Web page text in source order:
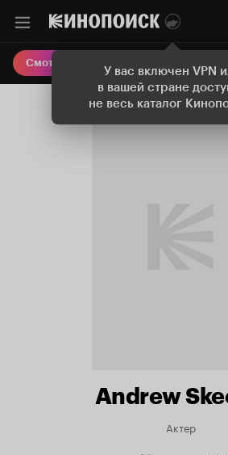
У вас включен VPN
в вашей стране
не весь каталог
Смотреть кино Онлайн-
Andrew
Актер